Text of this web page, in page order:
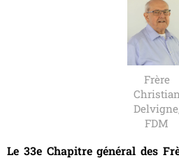
Frère
FDM
Le 33e Chapitre général des